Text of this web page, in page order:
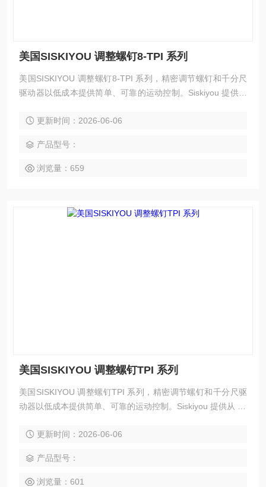
美国SISKIYOU 调整螺钉8-TPI 系列
美国SISKIYOU 调整螺钉8-TPI 系列，精密调节螺钉和千分尺
驱动器以低成本提供简单、可靠的运动控制。Siskiyou 提供从
3/8“ 致动器孔的线性平移平台的千分尺驱动器。差动螺钉可以
更新时间：2026-06-06
产品型号：
浏览量：659
美国SISKIYOU 调整螺钉TPI 系列
美国SISKIYOU 调整螺钉TPI 系列，精密调节螺钉和千分尺驱
动器以低成本提供简单、可靠的运动控制。Siskiyou 提供从 20
8“ 致动器孔的线性平移平台的千分尺驱动器。差动螺钉可以提
更新时间：2026-06-06
产品型号：
浏览量：601